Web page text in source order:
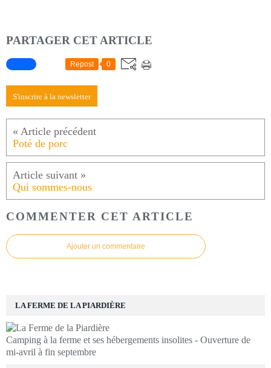
PARTAGER CET ARTICLE
Repost 0
S'inscrire à la newsletter
Poté de porc
Qui sommes-nous
COMMENTER CET ARTICLE
Ajouter un commentaire
LA FERME DE LA PIARDIÈRE
Camping à la ferme et ses hébergements insolites - Ouverture de
mi-avril à fin septembre